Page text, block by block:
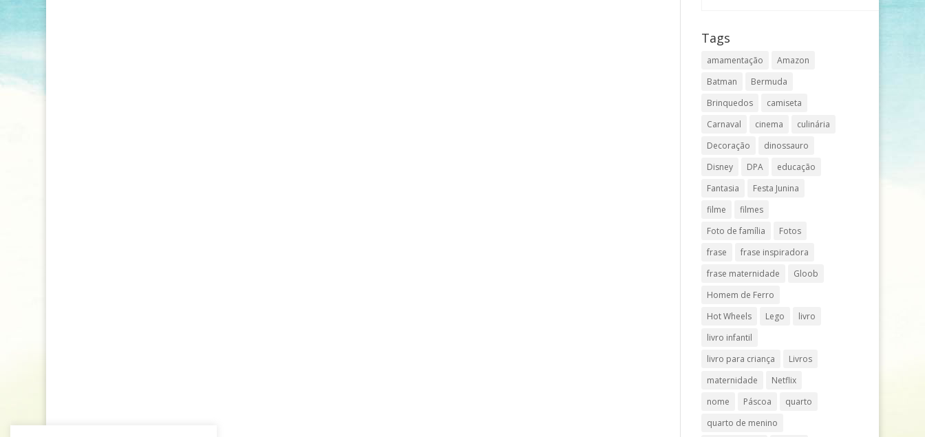
Tags
amamentação
Amazon
Batman
Bermuda
Brinquedos
camiseta
Carnaval
cinema
culinária
Decoração
dinossauro
Disney
DPA
educação
Fantasia
Festa Junina
filme
filmes
Foto de família
Fotos
frase
frase inspiradora
frase maternidade
Gloob
Homem de Ferro
Hot Wheels
Lego
livro
livro infantil
livro para criança
Livros
maternidade
Netflix
nome
Páscoa
quarto
quarto de menino